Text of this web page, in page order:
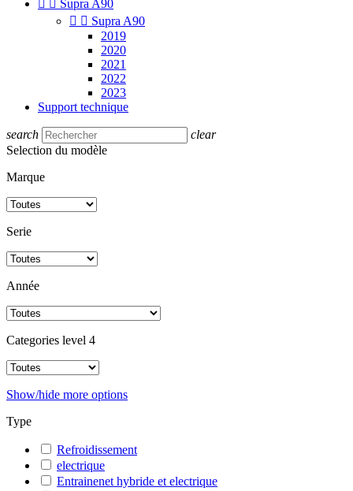
Supra A90
  Supra A90
2019
2020
2021
2022
2023
Support technique
search
clear
Selection du modèle
Marque
Serie
Année
Categories level 4
Show/hide more options
Type
Refroidissement
electrique
Entrainenet hybride et electrique